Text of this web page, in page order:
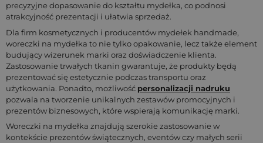
precyzyjne dopasowanie do kształtu mydełka, co podnosi
atrakcyjność prezentacji i ułatwia sprzedaż.
Dla firm kosmetycznych i producentów mydełek handmade,
woreczki na mydełka to nie tylko opakowanie, lecz także element
budujący wizerunek marki oraz doświadczenie klienta.
Zastosowanie trwałych tkanin gwarantuje, że produkty będą
prezentować się estetycznie podczas transportu oraz
użytkowania. Ponadto, możliwość personalizacji nadruku
pozwala na tworzenie unikalnych zestawów promocyjnych i
prezentów biznesowych, które wspierają komunikację marki.
Woreczki na mydełka znajdują szerokie zastosowanie w
kontekście prezentów świątecznych, eventów czy małych serii